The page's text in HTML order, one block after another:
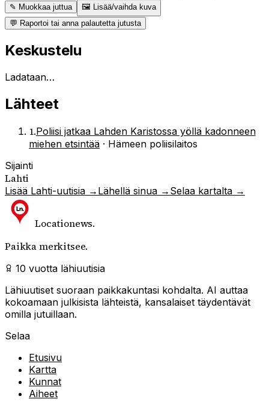
✎ Muokkaa juttua
🖼 Lisää/vaihda kuva
💬 Raportoi tai anna palautetta jutusta
Keskustelu
Ladataan…
Lähteet
1.Poliisi jatkaa Lahden Karistossa yöllä kadonneen
miehen etsintää · Hämeen poliisilaitos
Sijainti
Lahti
Lisää Lahti-uutisia → Lähellä sinua → Selaa kartalta →
Locationews.
Paikka merkitsee.
10 vuotta lähiuutisia
Lähiuutiset suoraan paikkakuntasi kohdalta. AI auttaa
kokoamaan julkisista lähteistä, kansalaiset täydentävät
omilla jutuillaan.
Selaa
Etusivu
Kartta
Kunnat
Aiheet